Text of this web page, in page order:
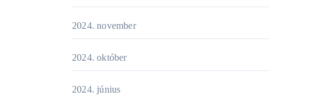
2024. november
2024. október
2024. június